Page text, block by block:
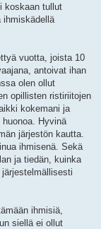
koskaan tullut
ihmiskädellä
vuotta, joista 10
antoivat ihan
olen ollut
opillisten ristiriitojen
kokemani ja
Hyvinä
järjestön kautta.
ihmisenä. Sekä
ja tiedän, kuinka
ihmisiä,
siellä ei ollut